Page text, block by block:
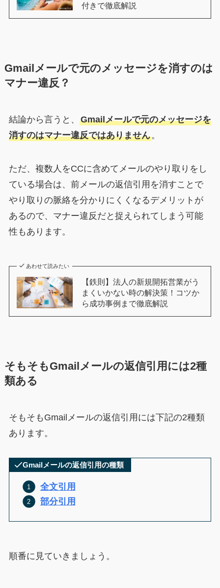
付きで徹底解説
Gmailメールで元のメッセージを消すのは
マナー違反？
結論から言うと、 Gmailメールで元のメッセージを
消すのはマナー違反ではありません。
ただ、複数人をCCに含めてメールのやり取りをし
ている場合は、前メールの返信引用を消すことで
やり取りの脈絡を分かりにくくなるデメリットが
あるので、マナー違反だと捉えられてしまう可能
性もあります。
あわせて読みたい
【鉄則】法人の新規開拓営業がう
まくいかない時の解決策！コツか
ら成功事例まで徹底解説
そもそもGmailメールの返信引用には2種
類ある
そもそもGmailメールの返信引用には下記の2種類
あります。
Gmailメールの返信引用の種類
全文引用
部分引用
順番に見ていきましょう。